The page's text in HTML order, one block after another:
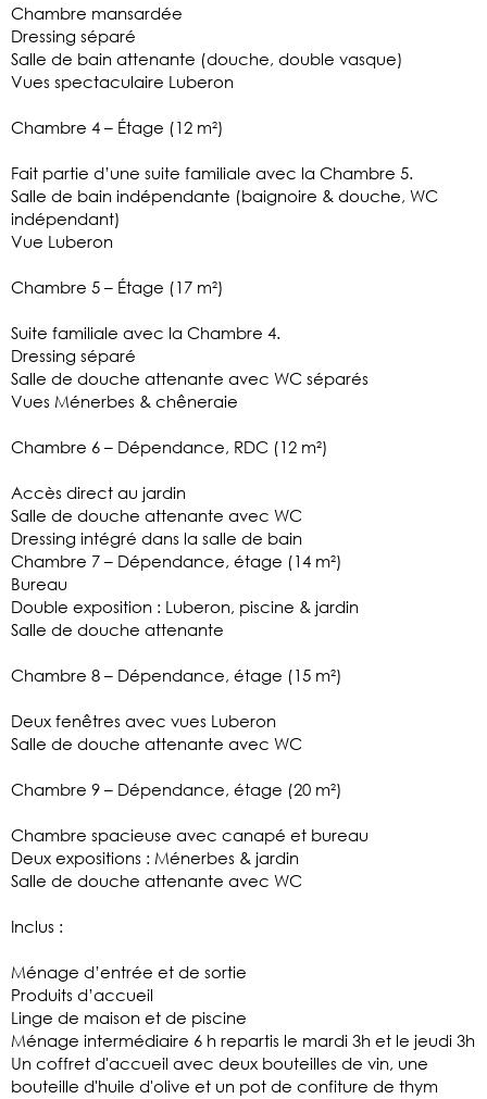
Chambre mansardée
Dressing séparé
Salle de bain attenante (douche, double vasque)
Vues spectaculaire Luberon
Chambre 4 – Étage (12 m²)
Fait partie d’une suite familiale avec la Chambre 5.
Salle de bain indépendante (baignoire & douche, WC
indépendant)
Vue Luberon
Chambre 5 – Étage (17 m²)
Suite familiale avec la Chambre 4.
Dressing séparé
Salle de douche attenante avec WC séparés
Vues Ménerbes & chêneraie
Chambre 6 – Dépendance, RDC (12 m²)
Accès direct au jardin
Salle de douche attenante avec WC
Dressing intégré dans la salle de bain
Chambre 7 – Dépendance, étage (14 m²)
Bureau
Double exposition : Luberon, piscine & jardin
Salle de douche attenante
Chambre 8 – Dépendance, étage (15 m²)
Deux fenêtres avec vues Luberon
Salle de douche attenante avec WC
Chambre 9 – Dépendance, étage (20 m²)
Chambre spacieuse avec canapé et bureau
Deux expositions : Ménerbes & jardin
Salle de douche attenante avec WC
Inclus :
Ménage d’entrée et de sortie
Produits d’accueil
Linge de maison et de piscine
Ménage intermédiaire 6 h repartis le mardi 3h et le jeudi 3h
Un coffret d'accueil avec deux bouteilles de vin, une
bouteille d'huile d'olive et un pot de confiture de thym